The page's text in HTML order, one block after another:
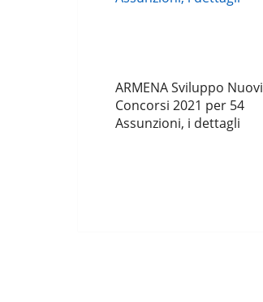
ARMENA Sviluppo Nuovi
Concorsi 2021 per 54
Assunzioni, i dettagli